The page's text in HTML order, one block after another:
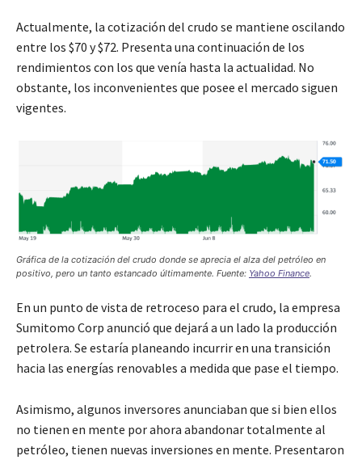
Actualmente, la cotización del crudo se mantiene oscilando
entre los $70 y $72. Presenta una continuación de los
rendimientos con los que venía hasta la actualidad. No
obstante, los inconvenientes que posee el mercado siguen
vigentes.
Gráfica de la cotización del crudo donde se aprecia el alza del petróleo en
positivo, pero un tanto estancado últimamente. Fuente: Yahoo Finance.
En un punto de vista de retroceso para el crudo, la empresa
Sumitomo Corp anunció que dejará a un lado la producción
petrolera. Se estaría planeando incurrir en una transición
hacia las energías renovables a medida que pase el tiempo.
Asimismo, algunos inversores anunciaban que si bien ellos
no tienen en mente por ahora abandonar totalmente al
petróleo, tienen nuevas inversiones en mente. Presentaron